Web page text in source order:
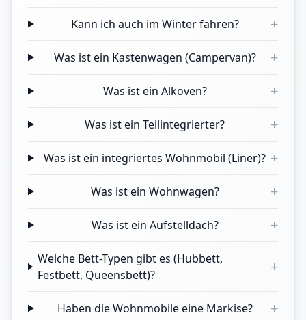
Kann ich auch im Winter fahren? +
Was ist ein Kastenwagen (Campervan)? +
Was ist ein Alkoven? +
Was ist ein Teilintegrierter? +
Was ist ein integriertes Wohnmobil (Liner)? +
Was ist ein Wohnwagen? +
Was ist ein Aufstelldach? +
Welche Bett-Typen gibt es (Hubbett,
Festbett, Queensbett)?
+
Haben die Wohnmobile eine Markise? +